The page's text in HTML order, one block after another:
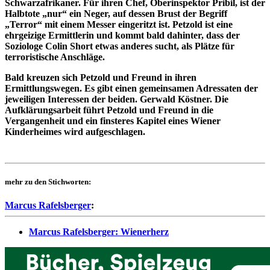
Schwarzafrikaner. Für ihren Chef, Oberinspektor Pribil, ist der
Halbtote „nur“ ein Neger, auf dessen Brust der Begriff
„Terror“ mit einem Messer eingeritzt ist. Petzold ist eine
ehrgeizige Ermittlerin und kommt bald dahinter, dass der
Soziologe Colin Short etwas anderes sucht, als Plätze für
terroristische Anschläge.
Bald kreuzen sich Petzold und Freund in ihren
Ermittlungswegen. Es gibt einen gemeinsamen Adressaten der
jeweiligen Interessen der beiden. Gerwald Köstner. Die
Aufklärungsarbeit führt Petzold und Freund in die
Vergangenheit und ein finsteres Kapitel eines Wiener
Kinderheimes wird aufgeschlagen.
mehr zu den Stichworten:
Marcus Rafelsberger:
Marcus Rafelsberger: Wienerherz